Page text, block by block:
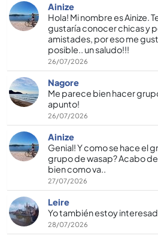
Ainize
Hola! Mi nombre es Ainize.
gustaría conocer chicas y
amistades, por eso me
posible.. un saludo!!!
26/07/2026
Nagore
Me parece bien hacer
apunto!
26/07/2026
Ainize
Genial! Y como se hace el
grupo de wasap? Acabo
bien como va..
27/07/2026
Leire
Yo también estoy
28/07/2026